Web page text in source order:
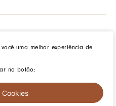
uma melhor experiência de
no botão:
Cookies
| powered by